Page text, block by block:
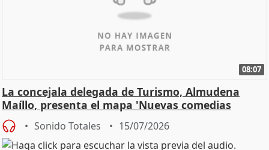
08:07
La concejala delegada de Turismo, Almudena
Maíllo, presenta el mapa 'Nuevas comedias
madrileñas'
Sonido Totales 15/07/2026